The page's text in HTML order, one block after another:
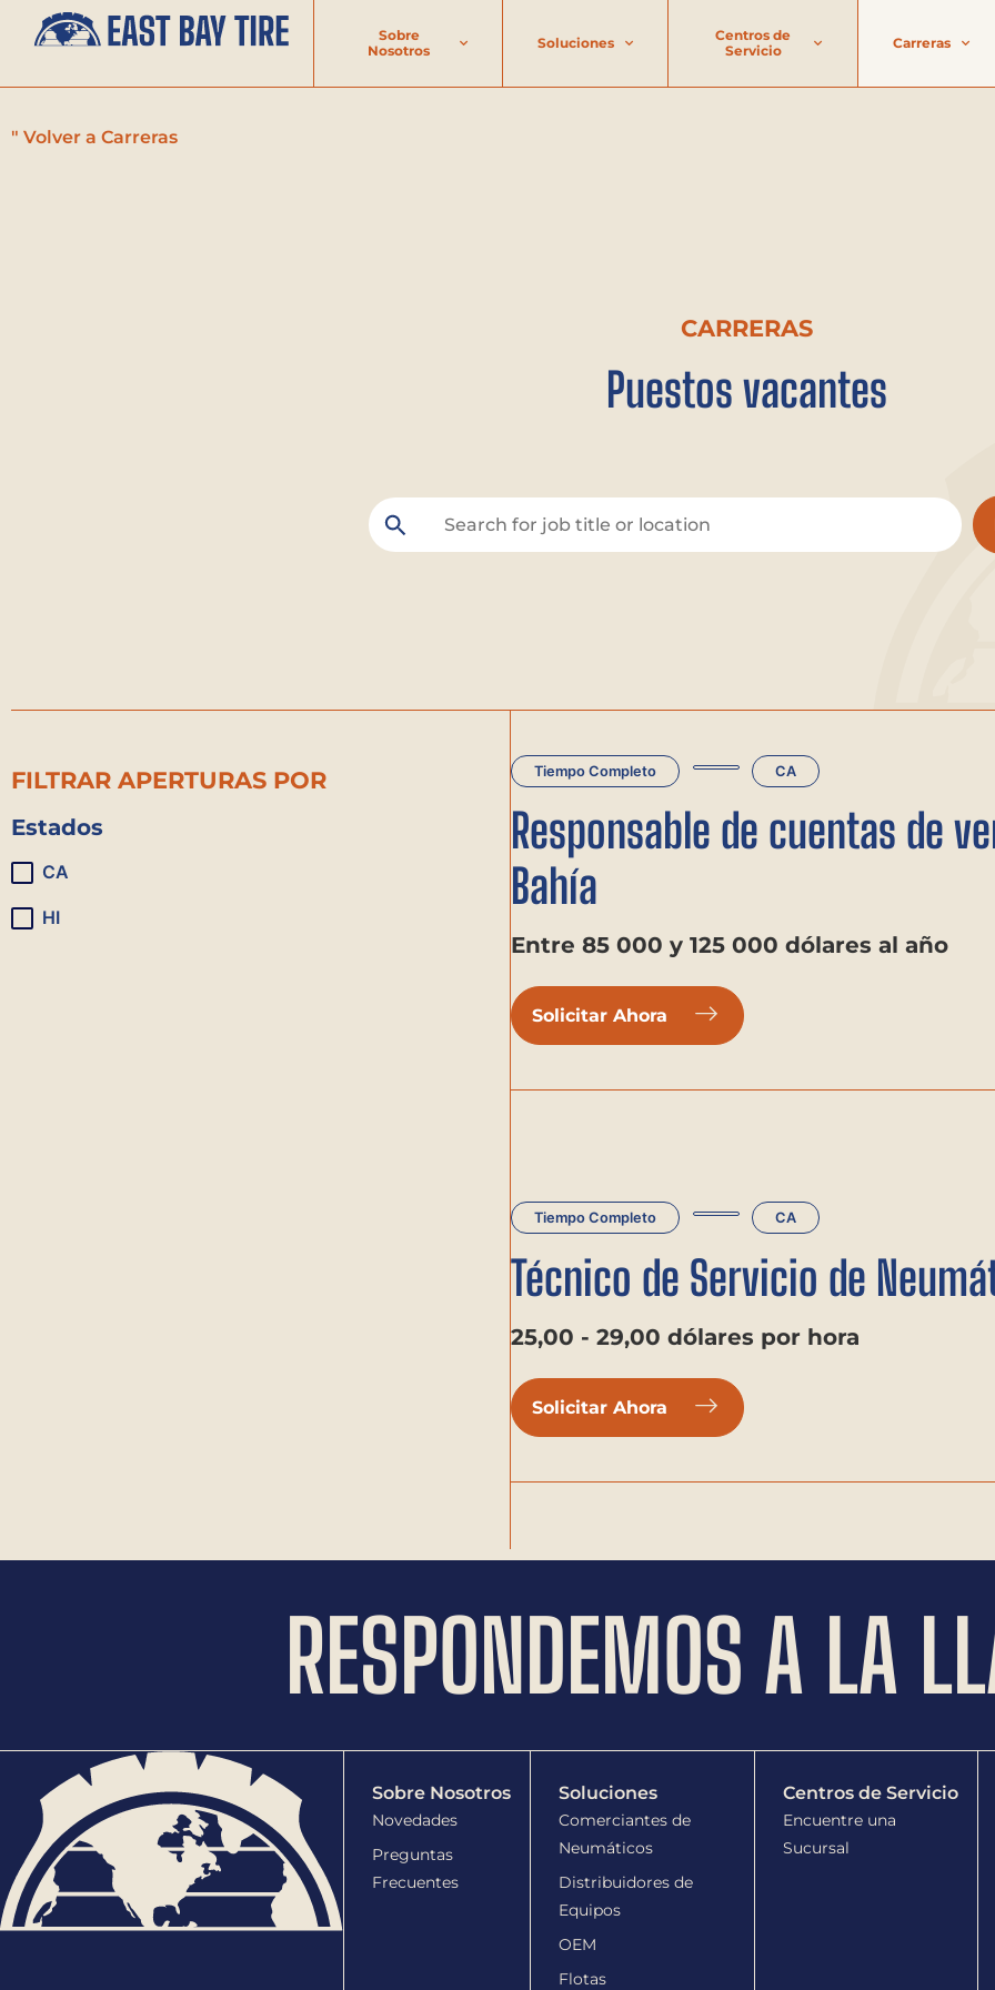
Sobre
Nosotros
Soluciones
Centros de
Servicio
Carreras
" Volver a Carreras
CARRERAS
Puestos vacantes
FILTRAR APERTURAS POR
Estados
CA
HI
Tiempo Completo CA
Responsable de cuentas de
Bahía
Entre 85 000 y 125 000 dólares al año
Solicitar Ahora
Tiempo Completo CA
Técnico de Servicio de
25,00 - 29,00 dólares por hora
Solicitar Ahora
RESPONDEMOS A LA
Sobre Nosotros
Novedades
Preguntas
Frecuentes
Soluciones
Comerciantes de
Neumáticos
Distribuidores de
Equipos
OEM
Flotas
Centros de Servicio
Encuentre una
Sucursal